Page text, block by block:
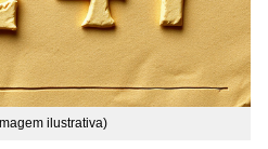
ilustrativa)